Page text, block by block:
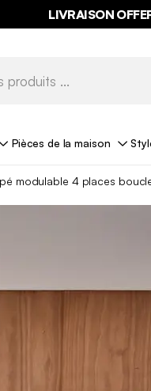
LIVRAISON
Pièces de la maison
modulable 4 places